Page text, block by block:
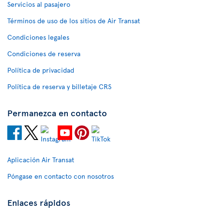
Servicios al pasajero
Términos de uso de los sitios de Air Transat
Condiciones legales
Condiciones de reserva
Política de privacidad
Política de reserva y billetaje CRS
Permanezca en contacto
Aplicación Air Transat
Póngase en contacto con nosotros
Enlaces rápidos